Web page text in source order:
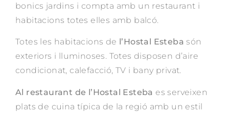
bonics jardins i compta amb un restaurant i
habitacions totes elles amb balcó.
Totes les habitacions de l’Hostal Esteba són
exteriors i lluminoses. Totes disposen d’aire
condicionat, calefacció, TV i bany privat.
Al restaurant de l’Hostal Esteba es serveixen
plats de cuina típica de la regió amb un estil